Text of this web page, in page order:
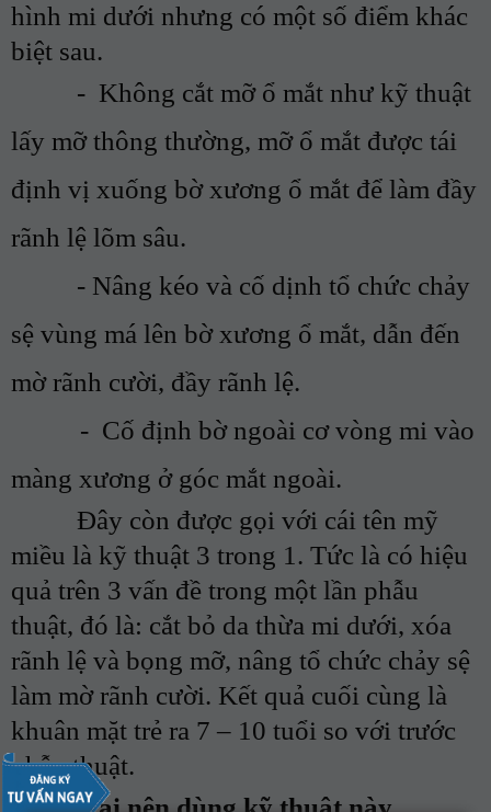
hình mi dưới nhưng có một số điểm khác
biệt sau.
- Không cắt mỡ ổ mắt như kỹ thuật
lấy mỡ thông thường, mỡ ổ mắt được tái
định vị xuống bờ xương ổ mắt để làm đầy
rãnh lệ lõm sâu.
- Nâng kéo và cố dịnh tổ chức chảy
sệ vùng má lên bờ xương ổ mắt, dẫn đến
mờ rãnh cười, đầy rãnh lệ.
- Cố định bờ ngoài cơ vòng mi vào
màng xương ở góc mắt ngoài.
Đây còn được gọi với cái tên mỹ
miều là kỹ thuật 3 trong 1. Tức là có hiệu
quả trên 3 vấn đề trong một lần phẫu
thuật, đó là: cắt bỏ da thừa mi dưới, xóa
rãnh lệ và bọng mỡ, nâng tổ chức chảy sệ
làm mờ rãnh cười. Kết quả cuối cùng là
khuân mặt trẻ ra 7 – 10 tuổi so với trước
phẫu thuật.